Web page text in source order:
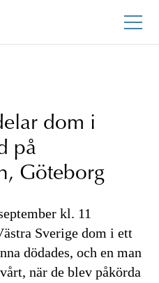
dom i
på
Göteborg
kl. 11
Sverige dom i ett
dödades, och en man
när de blev påkörda